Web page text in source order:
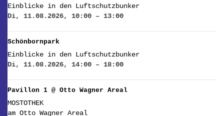
Einblicke in den Luftschutzbunker
Di, 11.08.2026, 10:00 – 13:00
Schönbornpark
Einblicke in den Luftschutzbunker
Di, 11.08.2026, 14:00 – 18:00
Pavillon 1 @ Otto Wagner Areal
MOSTOTHEK
am Otto Wagner Areal